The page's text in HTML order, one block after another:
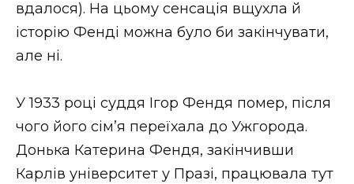
вдалося). На цьому сенсація вщухла й
історію Фенді можна було би закінчувати,
але ні.
У 1933 році суддя Ігор Фендя помер, після
чого його сім’я переїхала до Ужгорода.
Донька Катерина Фендя, закінчивши
Карлів університет у Празі, працювала тут